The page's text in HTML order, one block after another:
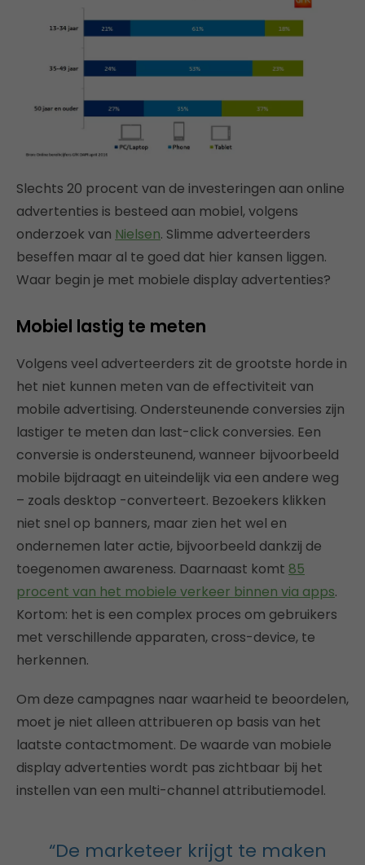
Slechts 20 procent van de investeringen aan online
advertenties is besteed aan mobiel, volgens
onderzoek van Nielsen. Slimme adverteerders
beseffen maar al te goed dat hier kansen liggen.
Waar begin je met mobiele display advertenties?
Mobiel lastig te meten
Volgens veel adverteerders zit de grootste horde in
het niet kunnen meten van de effectiviteit van
mobile advertising. Ondersteunende conversies zijn
lastiger te meten dan last-click conversies. Een
conversie is ondersteunend, wanneer bijvoorbeeld
mobile bijdraagt en uiteindelijk via een andere weg
– zoals desktop -converteert. Bezoekers klikken
niet snel op banners, maar zien het wel en
ondernemen later actie, bijvoorbeeld dankzij de
toegenomen awareness. Daarnaast komt 85
procent van het mobiele verkeer binnen via apps.
Kortom: het is een complex proces om gebruikers
met verschillende apparaten, cross-device, te
herkennen.
Om deze campagnes naar waarheid te beoordelen,
moet je niet alleen attribueren op basis van het
laatste contactmoment. De waarde van mobiele
display advertenties wordt pas zichtbaar bij het
instellen van een multi-channel attributiemodel.
“De marketeer krijgt te maken